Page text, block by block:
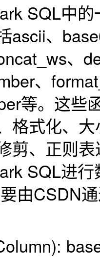
SQL中
ascii、
、
、
等。这些
格式化、
剪、正则
SQL进
由CSDN